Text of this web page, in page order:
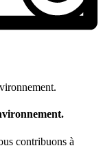
contribuons à